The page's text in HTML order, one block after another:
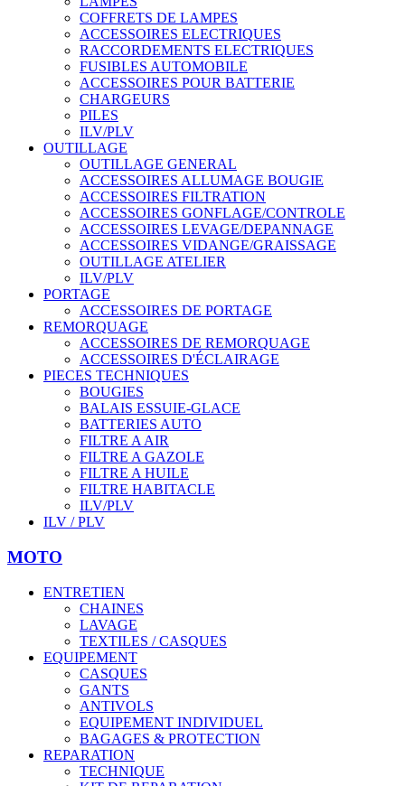
COFFRETS DE LAMPES
ACCESSOIRES ELECTRIQUES
RACCORDEMENTS ELECTRIQUES
FUSIBLES AUTOMOBILE
ACCESSOIRES POUR BATTERIE
CHARGEURS
PILES
ILV/PLV
OUTILLAGE
OUTILLAGE GENERAL
ACCESSOIRES ALLUMAGE BOUGIE
ACCESSOIRES FILTRATION
ACCESSOIRES GONFLAGE/CONTROLE
ACCESSOIRES LEVAGE/DEPANNAGE
ACCESSOIRES VIDANGE/GRAISSAGE
OUTILLAGE ATELIER
ILV/PLV
PORTAGE
ACCESSOIRES DE PORTAGE
REMORQUAGE
ACCESSOIRES DE REMORQUAGE
ACCESSOIRES D'ÉCLAIRAGE
PIECES TECHNIQUES
BOUGIES
BALAIS ESSUIE-GLACE
BATTERIES AUTO
FILTRE A AIR
FILTRE A GAZOLE
FILTRE A HUILE
FILTRE HABITACLE
ILV/PLV
ILV / PLV
MOTO
ENTRETIEN
CHAINES
LAVAGE
TEXTILES / CASQUES
EQUIPEMENT
CASQUES
GANTS
ANTIVOLS
EQUIPEMENT INDIVIDUEL
BAGAGES & PROTECTION
REPARATION
TECHNIQUE